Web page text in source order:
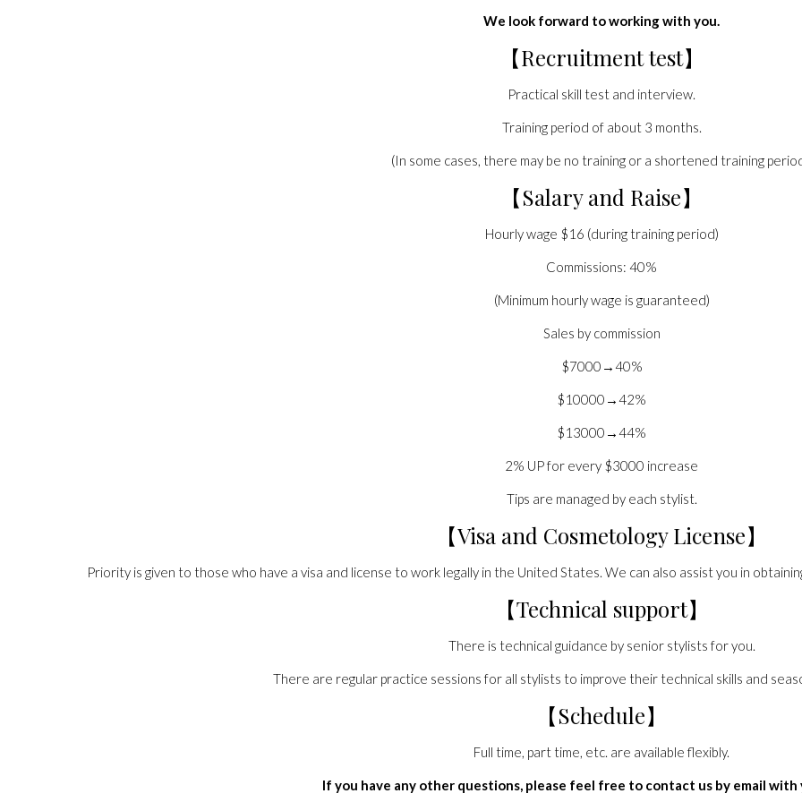
We look forward to working with you.
【Recruitment test】
Practical skill test and interview.
Training period of about 3 months.
(In some cases, there may be no training or a shortened training
【Salary and Raise】
Hourly wage $16 (during training period)
Commissions: 40%
(Minimum hourly wage is guaranteed)
Sales by commission
$7000→40%
$10000→42%
$13000→44%
2% UP for every $3000 increase
Tips are managed by each stylist.
【Visa and Cosmetology License】
Priority is given to those who have a visa and license to work legally in the United States. We can also assist you in
【Technical support】
There is technical guidance by senior stylists for you.
There are regular practice sessions for all stylists to improve their technical skills and
【Schedule】
Full time, part time, etc. are available flexibly.
If you have any other questions, please feel free to contact us by email with